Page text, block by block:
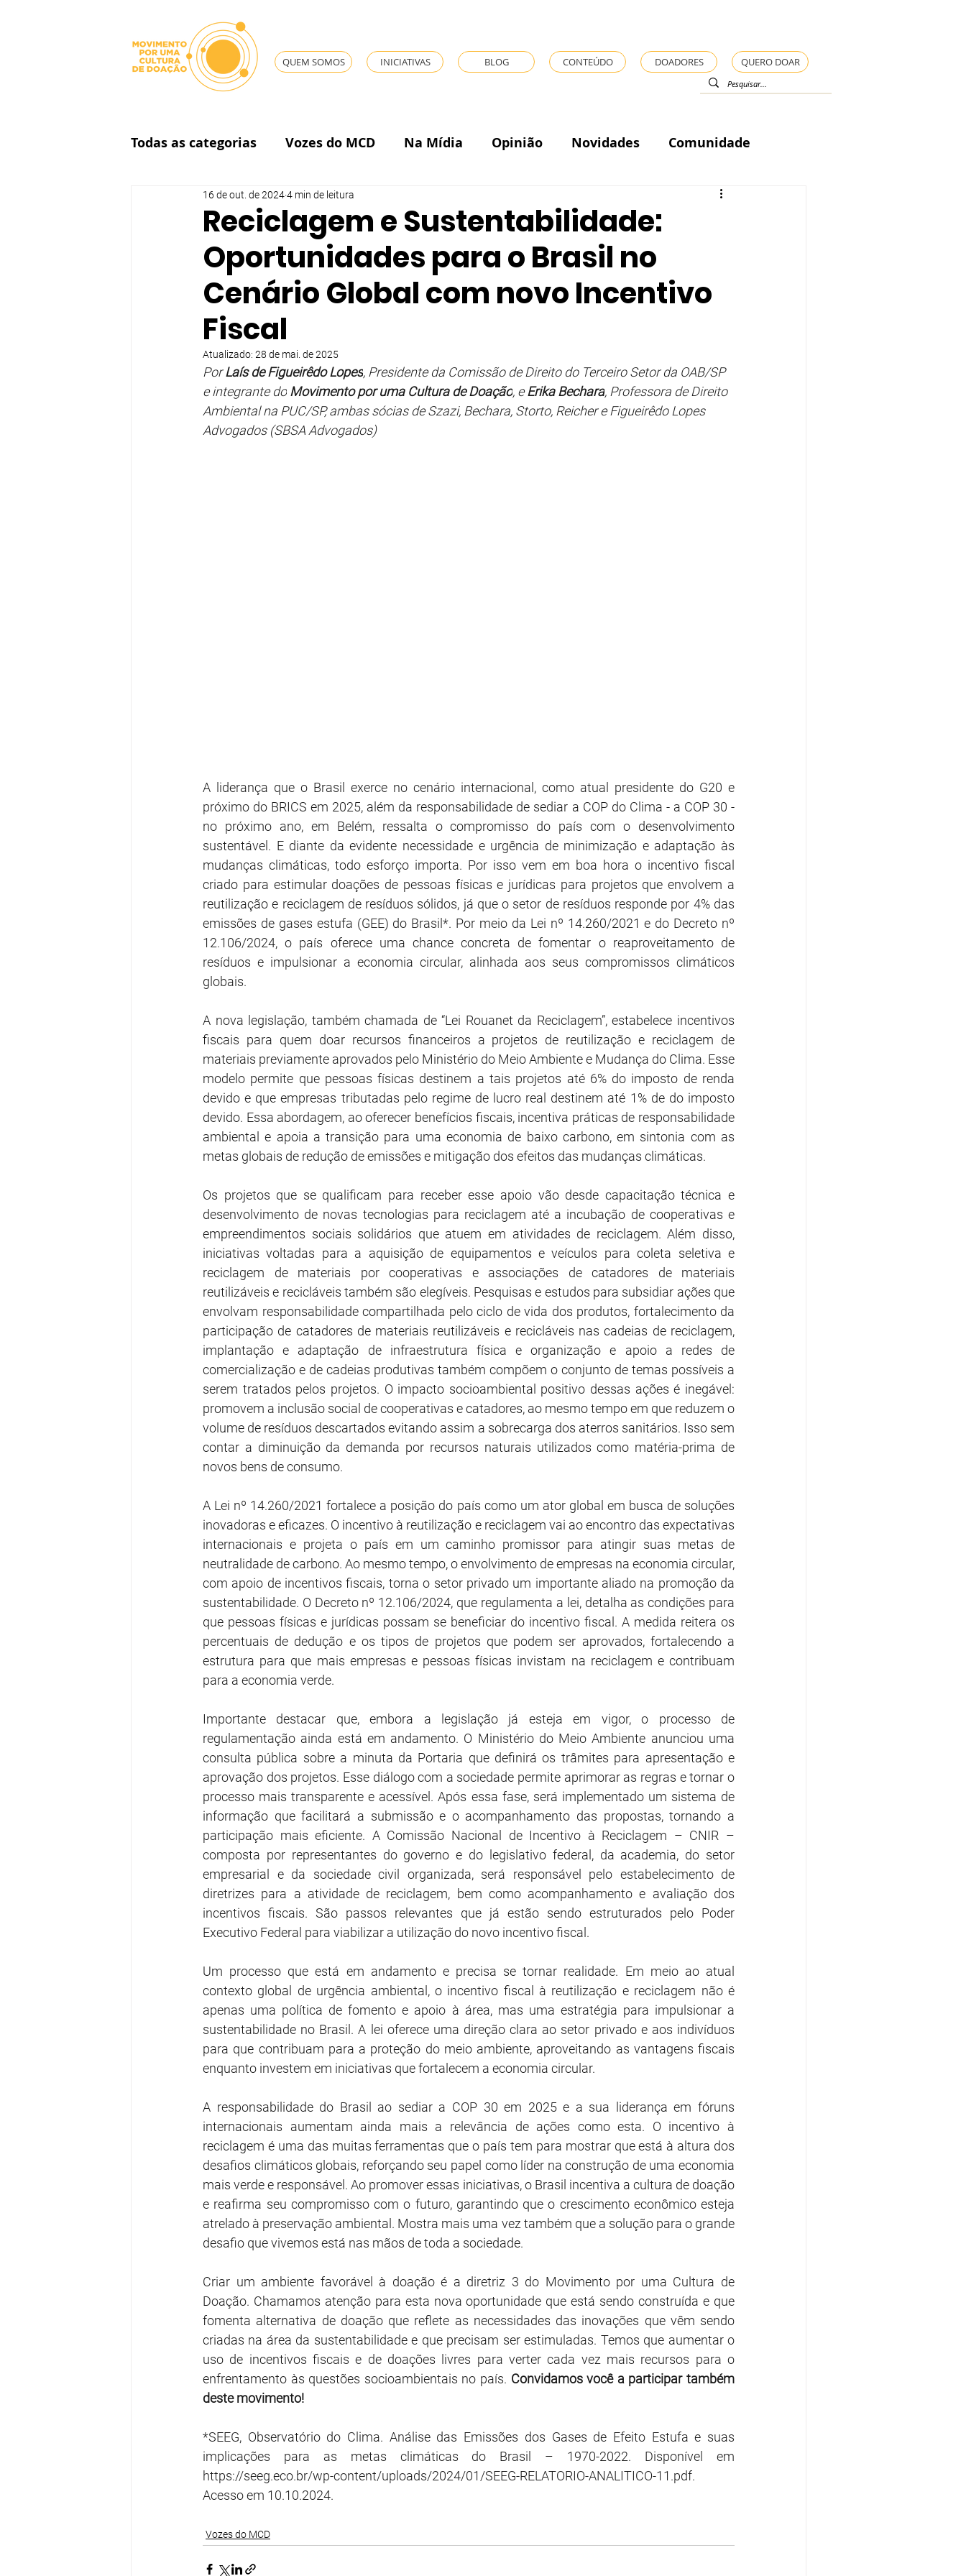
QUEM SOMOS INICIATIVAS BLOG CONTEÚDO DOADORES QUERO DOAR
Todas as categorias Vozes do MCD Na Mídia Opinião Novidades Comunidade
Governança
Reciclagem e Sustentabilidade:
Oportunidades para o Brasil no
Cenário Global com novo Incentivo
Fiscal
16 de out. de 20244 min de leitura
Atualizado: 28 de mai. de 2025
Por Laís de Figueirêdo Lopes, Presidente da Comissão de Direito do Terceiro Setor da OAB/SP
e integrante do Movimento por uma Cultura de Doação, e Erika Bechara, Professora de Direito
Ambiental na PUC/SP, ambas sócias de Szazi, Bechara, Storto, Reicher e Figueirêdo Lopes
Advogados (SBSA Advogados)
A liderança que o Brasil exerce no cenário internacional, como atual presidente do G20 e
próximo do BRICS em 2025, além da responsabilidade de sediar a COP do Clima - a COP 30 -
no próximo ano, em Belém, ressalta o compromisso do país com o desenvolvimento
sustentável. E diante da evidente necessidade e urgência de minimização e adaptação às
mudanças climáticas, todo esforço importa. Por isso vem em boa hora o incentivo fiscal
criado para estimular doações de pessoas físicas e jurídicas para projetos que envolvem a
reutilização e reciclagem de resíduos sólidos, já que o setor de resíduos responde por 4% das
emissões de gases estufa (GEE) do Brasil*. Por meio da Lei nº 14.260/2021 e do Decreto nº
12.106/2024, o país oferece uma chance concreta de fomentar o reaproveitamento de
resíduos e impulsionar a economia circular, alinhada aos seus compromissos climáticos
globais.
A nova legislação, também chamada de “Lei Rouanet da Reciclagem”, estabelece incentivos
fiscais para quem doar recursos financeiros a projetos de reutilização e reciclagem de
materiais previamente aprovados pelo Ministério do Meio Ambiente e Mudança do Clima. Esse
modelo permite que pessoas físicas destinem a tais projetos até 6% do imposto de renda
devido e que empresas tributadas pelo regime de lucro real destinem até 1% de do imposto
devido. Essa abordagem, ao oferecer benefícios fiscais, incentiva práticas de responsabilidade
ambiental e apoia a transição para uma economia de baixo carbono, em sintonia com as
metas globais de redução de emissões e mitigação dos efeitos das mudanças climáticas.
Os projetos que se qualificam para receber esse apoio vão desde capacitação técnica e
desenvolvimento de novas tecnologias para reciclagem até a incubação de cooperativas e
empreendimentos sociais solidários que atuem em atividades de reciclagem. Além disso,
iniciativas voltadas para a aquisição de equipamentos e veículos para coleta seletiva e
reciclagem de materiais por cooperativas e associações de catadores de materiais
reutilizáveis e recicláveis também são elegíveis. Pesquisas e estudos para subsidiar ações que
envolvam responsabilidade compartilhada pelo ciclo de vida dos produtos, fortalecimento da
participação de catadores de materiais reutilizáveis e recicláveis nas cadeias de reciclagem,
implantação e adaptação de infraestrutura física e organização e apoio a redes de
comercialização e de cadeias produtivas também compõem o conjunto de temas possíveis a
serem tratados pelos projetos. O impacto socioambiental positivo dessas ações é inegável:
promovem a inclusão social de cooperativas e catadores, ao mesmo tempo em que reduzem o
volume de resíduos descartados evitando assim a sobrecarga dos aterros sanitários. Isso sem
contar a diminuição da demanda por recursos naturais utilizados como matéria-prima de
novos bens de consumo.
A Lei nº 14.260/2021 fortalece a posição do país como um ator global em busca de soluções
inovadoras e eficazes. O incentivo à reutilização e reciclagem vai ao encontro das expectativas
internacionais e projeta o país em um caminho promissor para atingir suas metas de
neutralidade de carbono. Ao mesmo tempo, o envolvimento de empresas na economia circular,
com apoio de incentivos fiscais, torna o setor privado um importante aliado na promoção da
sustentabilidade. O Decreto nº 12.106/2024, que regulamenta a lei, detalha as condições para
que pessoas físicas e jurídicas possam se beneficiar do incentivo fiscal. A medida reitera os
percentuais de dedução e os tipos de projetos que podem ser aprovados, fortalecendo a
estrutura para que mais empresas e pessoas físicas invistam na reciclagem e contribuam
para a economia verde.
Importante destacar que, embora a legislação já esteja em vigor, o processo de
regulamentação ainda está em andamento. O Ministério do Meio Ambiente anunciou uma
consulta pública sobre a minuta da Portaria que definirá os trâmites para apresentação e
aprovação dos projetos. Esse diálogo com a sociedade permite aprimorar as regras e tornar o
processo mais transparente e acessível. Após essa fase, será implementado um sistema de
informação que facilitará a submissão e o acompanhamento das propostas, tornando a
participação mais eficiente. A Comissão Nacional de Incentivo à Reciclagem – CNIR –
composta por representantes do governo e do legislativo federal, da academia, do setor
empresarial e da sociedade civil organizada, será responsável pelo estabelecimento de
diretrizes para a atividade de reciclagem, bem como acompanhamento e avaliação dos
incentivos fiscais. São passos relevantes que já estão sendo estruturados pelo Poder
Executivo Federal para viabilizar a utilização do novo incentivo fiscal.
Um processo que está em andamento e precisa se tornar realidade. Em meio ao atual
contexto global de urgência ambiental, o incentivo fiscal à reutilização e reciclagem não é
apenas uma política de fomento e apoio à área, mas uma estratégia para impulsionar a
sustentabilidade no Brasil. A lei oferece uma direção clara ao setor privado e aos indivíduos
para que contribuam para a proteção do meio ambiente, aproveitando as vantagens fiscais
enquanto investem em iniciativas que fortalecem a economia circular.
A responsabilidade do Brasil ao sediar a COP 30 em 2025 e a sua liderança em fóruns
internacionais aumentam ainda mais a relevância de ações como esta. O incentivo à
reciclagem é uma das muitas ferramentas que o país tem para mostrar que está à altura dos
desafios climáticos globais, reforçando seu papel como líder na construção de uma economia
mais verde e responsável. Ao promover essas iniciativas, o Brasil incentiva a cultura de doação
e reafirma seu compromisso com o futuro, garantindo que o crescimento econômico esteja
atrelado à preservação ambiental. Mostra mais uma vez também que a solução para o grande
desafio que vivemos está nas mãos de toda a sociedade.
Criar um ambiente favorável à doação é a diretriz 3 do Movimento por uma Cultura de
Doação. Chamamos atenção para esta nova oportunidade que está sendo construída e que
fomenta alternativa de doação que reflete as necessidades das inovações que vêm sendo
criadas na área da sustentabilidade e que precisam ser estimuladas. Temos que aumentar o
uso de incentivos fiscais e de doações livres para verter cada vez mais recursos para o
enfrentamento às questões socioambientais no país. Convidamos você a participar também
deste movimento!
*SEEG, Observatório do Clima. Análise das Emissões dos Gases de Efeito Estufa e suas
https://seeg.eco.br/wp-content/uploads/2024/01/SEEG-RELATORIO-ANALITICO-11.pdf.
Acesso em 10.10.2024.
Vozes do MCD